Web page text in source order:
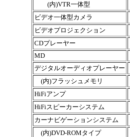
(内)VTR一体型
ビデオ一体型カメラ
ビデオプロジェクション
CDプレーヤー
MD
デジタルオーディオプレーヤー
(内)フラッシュメモリ
HiFiアンプ
HiFiスピーカーシステム
カーナビゲーションシステム
(内)DVD-ROMタイプ